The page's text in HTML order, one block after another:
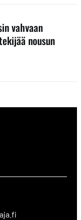
vahvaan
nousun